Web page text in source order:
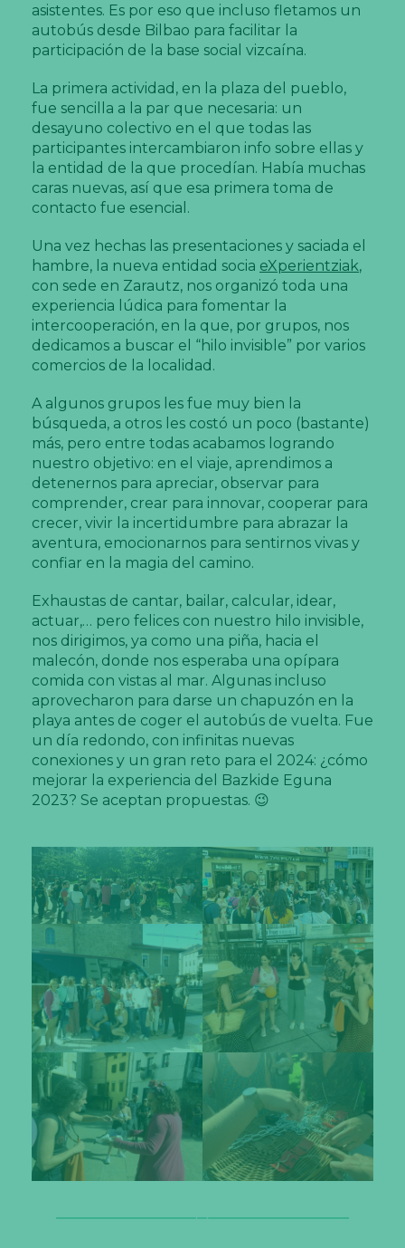
asistentes. Es por eso que incluso fletamos un
autobús desde Bilbao para facilitar la
participación de la base social vizcaína.
La primera actividad, en la plaza del pueblo,
fue sencilla a la par que necesaria: un
desayuno colectivo en el que todas las
participantes intercambiaron info sobre ellas y
la entidad de la que procedían. Había muchas
caras nuevas, así que esa primera toma de
contacto fue esencial.
Una vez hechas las presentaciones y saciada el
hambre, la nueva entidad socia eXperientziak,
con sede en Zarautz, nos organizó toda una
experiencia lúdica para fomentar la
intercooperación, en la que, por grupos, nos
dedicamos a buscar el “hilo invisible” por varios
comercios de la localidad.
A algunos grupos les fue muy bien la
búsqueda, a otros les costó un poco (bastante)
más, pero entre todas acabamos logrando
nuestro objetivo: en el viaje, aprendimos a
detenernos para apreciar, observar para
comprender, crear para innovar, cooperar para
crecer, vivir la incertidumbre para abrazar la
aventura, emocionarnos para sentirnos vivas y
confiar en la magia del camino.
Exhaustas de cantar, bailar, calcular, idear,
actuar,… pero felices con nuestro hilo invisible,
nos dirigimos, ya como una piña, hacia el
malecón, donde nos esperaba una opípara
comida con vistas al mar. Algunas incluso
aprovecharon para darse un chapuzón en la
playa antes de coger el autobús de vuelta. Fue
un día redondo, con infinitas nuevas
conexiones y un gran reto para el 2024: ¿cómo
mejorar la experiencia del Bazkide Eguna
2023? Se aceptan propuestas. 😉